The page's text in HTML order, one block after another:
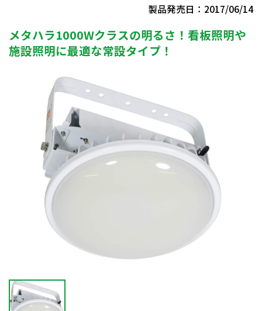
製品発売日：2017/06/14
メタハラ1000Wクラスの明るさ！看板照明や
施設照明に最適な常設タイプ！